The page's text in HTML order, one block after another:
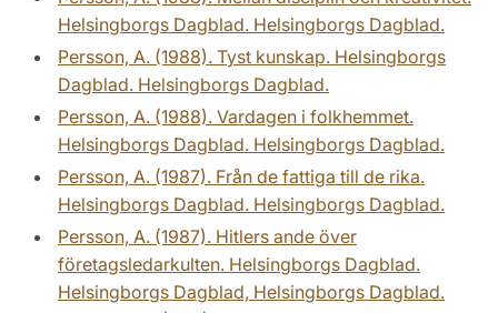
Helsingborgs Dagblad. Helsingborgs Dagblad.
Persson, A. (1988). Tyst kunskap. Helsingborgs
Dagblad. Helsingborgs Dagblad.
Persson, A. (1988). Vardagen i folkhemmet.
Helsingborgs Dagblad. Helsingborgs Dagblad.
Persson, A. (1987). Från de fattiga till de rika.
Helsingborgs Dagblad. Helsingborgs Dagblad.
Persson, A. (1987). Hitlers ande över
företagsledarkulten. Helsingborgs Dagblad.
Helsingborgs Dagblad, Helsingborgs Dagblad.